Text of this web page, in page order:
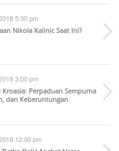
5:30 pm
Nikola Kalinic Saat Ini?
3:00 pm
Kroasia: Perpaduan Sempurna
dan Keberuntungan
12:00 pm